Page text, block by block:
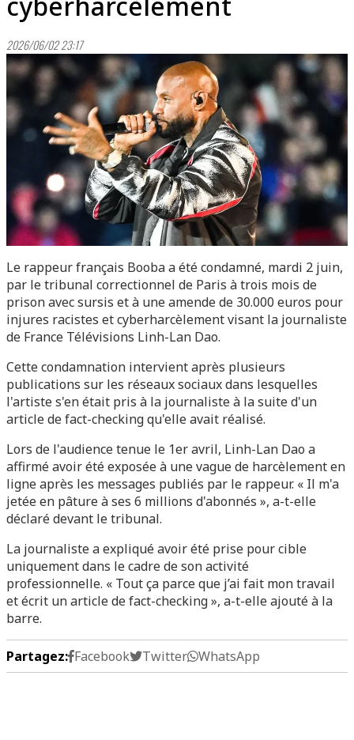
2026/06/02 23:17
Le rappeur français Booba a été condamné, mardi 2 juin,
par le tribunal correctionnel de Paris à trois mois de
prison avec sursis et à une amende de 30.000 euros pour
injures racistes et cyberharcèlement visant la journaliste
de France Télévisions Linh-Lan Dao.
Cette condamnation intervient après plusieurs
publications sur les réseaux sociaux dans lesquelles
l'artiste s'en était pris à la journaliste à la suite d'un
article de fact-checking qu'elle avait réalisé.
Lors de l'audience tenue le 1er avril, Linh-Lan Dao a
affirmé avoir été exposée à une vague de harcèlement en
ligne après les messages publiés par le rappeur. « Il m'a
jetée en pâture à ses 6 millions d'abonnés », a-t-elle
déclaré devant le tribunal.
La journaliste a expliqué avoir été prise pour cible
uniquement dans le cadre de son activité
professionnelle. « Tout ça parce que j’ai fait mon travail
et écrit un article de fact-checking », a-t-elle ajouté à la
barre.
Partagez: Facebook Twitter WhatsApp